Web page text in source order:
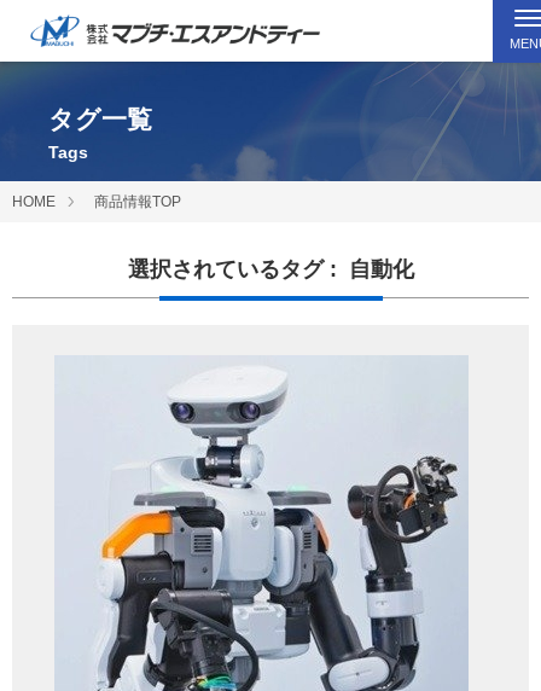
タグ一覧
Tags
HOME 商品情報TOP
選択されているタグ : 自動化